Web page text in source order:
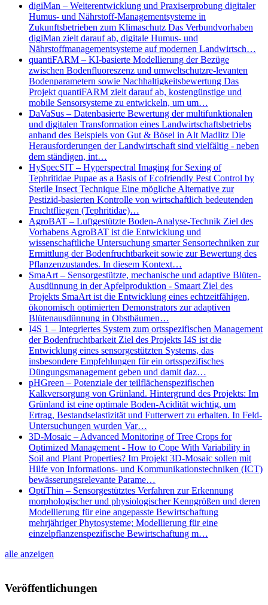
digiMan – Weiterentwicklung und Praxiserprobung digitaler
Humus- und Nährstoff-Managementsysteme in
Zukunftsbetrieben zum Klimaschutz Das Verbundvorhaben
digiMan zielt darauf ab, digitale Humus- und
Nährstoffmanagementsysteme auf modernen Landwirtsch…
quantiFARM – KI-basierte Modellierung der Bezüge
zwischen Bodenfluoreszenz und umweltschutzre-levanten
Bodenparametern sowie Nachhaltigkeitsbewertung Das
Projekt quantiFARM zielt darauf ab, kostengünstige und
mobile Sensorsysteme zu entwickeln, um um…
DaVaSus – Datenbasierte Bewertung der multifunktionalen
und digitalen Transformation eines Landwirtschaftsbetriebs
anhand des Beispiels von Gut & Bösel in Alt Madlitz Die
Herausforderungen der Landwirtschaft sind vielfältig - neben
dem ständigen, int…
HySpecSIT – Hyperspectral Imaging for Sexing of
Tephritidae Pupae as a Basis of Ecofriendly Pest Control by
Sterile Insect Technique Eine mögliche Alternative zur
Pestizid-basierten Kontrolle von wirtschaftlich bedeutenden
Fruchtfliegen (Tephritidae)…
AgroBAT – Luftgestützte Boden-Analyse-Technik Ziel des
Vorhabens AgroBAT ist die Entwicklung und
wissenschaftliche Untersuchung smarter Sensortechniken zur
Ermittlung der Bodenfruchtbarkeit sowie zur Bewertung des
Pflanzenzustandes. In diesem Kontext…
SmaArt – Sensorgestützte, mechanische und adaptive Blüten-
Ausdünnung in der Apfelproduktion - Smaart Ziel des
Projekts SmaArt ist die Entwicklung eines echtzeitfähigen,
ökonomisch optimierten Demonstrators zur adaptiven
Blütenausdünnung in Obstbäumen…
I4S 1 – Integriertes System zum ortsspezifischen Management
der Bodenfruchtbarkeit Ziel des Projekts I4S ist die
Entwicklung eines sensorgestützten Systems, das
insbesondere Empfehlungen für ein ortsspezifisches
Düngungsmanagement geben und damit daz…
pHGreen – Potenziale der teilflächenspezifischen
Kalkversorgung von Grünland. Hintergrund des Projekts: Im
Grünland ist eine optimale Boden-Acidität wichtig, um
Ertrag, Bestandselastizität und Futterwert zu erhalten. In Feld-
Untersuchungen wurden Var…
3D-Mosaic – Advanced Monitoring of Tree Crops for
Optimized Management - How to Cope With Variability in
Soil and Plant Properties? Im Projekt 3D-Mosaic sollen mit
Hilfe von Informations- und Kommunikationstechniken (ICT)
bewässerungsrelevante Parame…
OptiThin – Sensorgestütztes Verfahren zur Erkennung
morphologischer und physiologischer Kenngrößen und deren
Modellierung für eine angepasste Bewirtschaftung
mehrjähriger Phytosysteme; Modellierung für eine
einzelpflanzenspezifische Bewirtschaftung m…
alle anzeigen
Veröffentlichungen